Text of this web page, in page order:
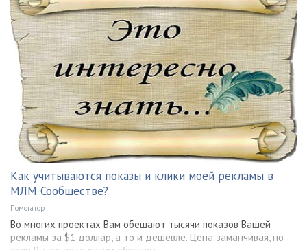
Как учитываются показы и клики моей рекламы в
МЛМ Сообществе?
Помогатор
Во многих проектах Вам обещают тысячи показов Вашей
рекламы за $1 доллар, а то и дешевле. Цена заманчивая, но